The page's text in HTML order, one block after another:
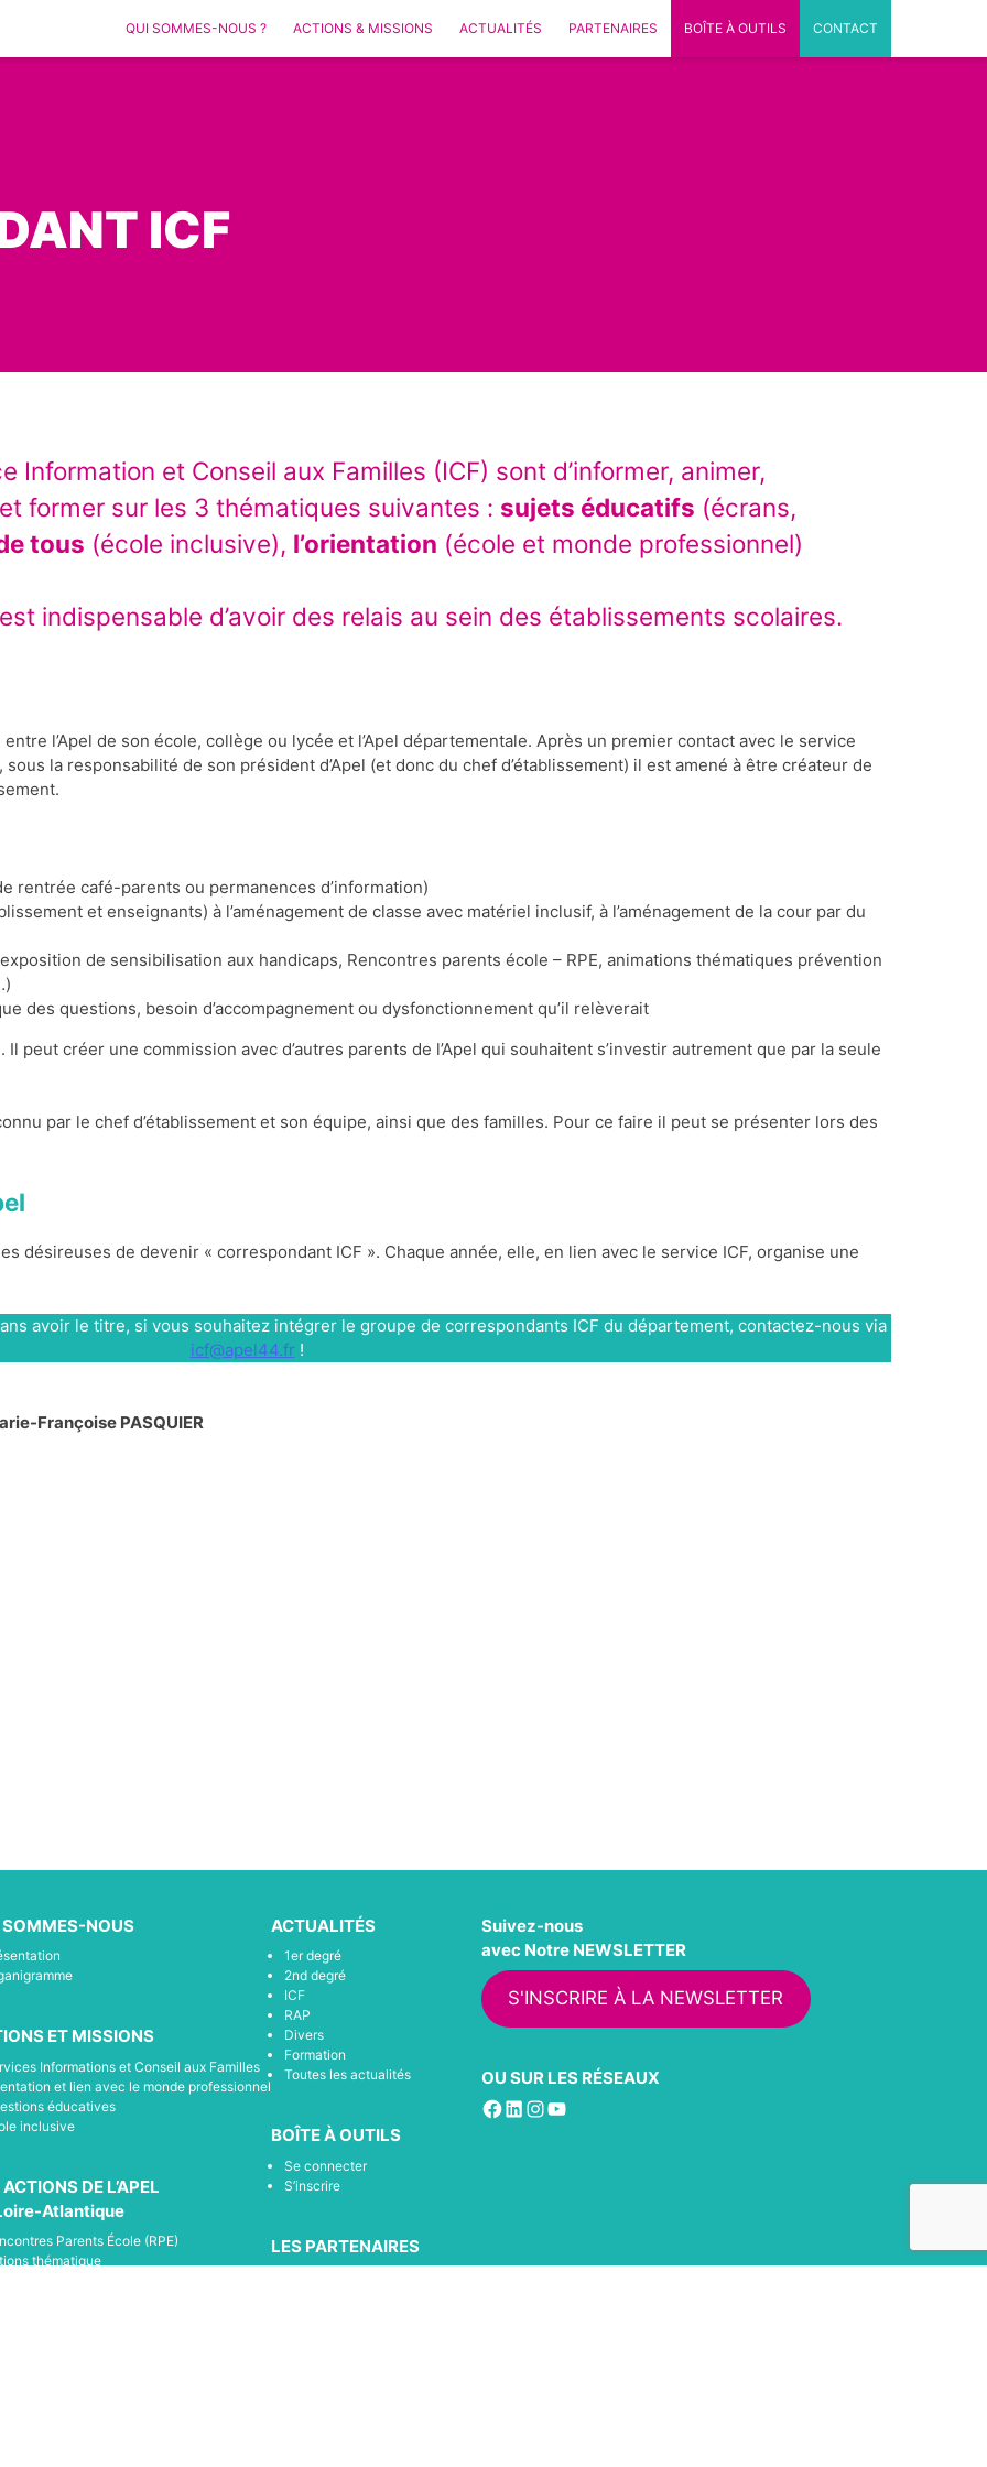
QUI SOMMES-NOUS ? ACTIONS & MISSIONS ACTUALITÉS PARTENAIRES BOÎTE À OUTILS CONTACT
ICF
Information et Conseil aux Familles (ICF) sont d’informer, animer,
former sur les 3 thématiques suivantes : sujets éducatifs (écrans,
tous (école inclusive), l’orientation (école et monde professionnel)
indispensable d’avoir des relais au sein des établissements scolaires.
l’Apel de son école, collège ou lycée et l’Apel départementale. Après un premier contact avec le service
la responsabilité de son président d’Apel (et donc du chef d’établissement) il est amené à être créateur de
rentrée café-parents ou permanences d’information)
et enseignants) à l’aménagement de classe avec matériel inclusif, à l’aménagement de la cour par du
de sensibilisation aux handicaps, Rencontres parents école – RPE, animations thématiques prévention
des questions, besoin d’accompagnement ou dysfonctionnement qu’il relèverait
peut créer une commission avec d’autres parents de l’Apel qui souhaitent s’investir autrement que par la seule
par le chef d’établissement et son équipe, ainsi que des familles. Pour ce faire il peut se présenter lors des
désireuses de devenir « correspondant ICF ». Chaque année, elle, en lien avec le service ICF, organise une
avoir le titre, si vous souhaitez intégrer le groupe de correspondants ICF du département, contactez-nous via
icf@apel44.fr !
Françoise PASQUIER
SOMMES-NOUS
ET MISSIONS
Informations et Conseil aux Familles
et lien avec le monde professionnel
éducatives
inclusive
DE L’APEL
Atlantique
Parents École (RPE)
thématique
ACTUALITÉS
1er degré
2nd degré
ICF
RAP
Divers
Formation
Toutes les actualités
BOÎTE À OUTILS
Se connecter
S’inscrire
LES PARTENAIRES
Suivez-nous
avec Notre NEWSLETTER
S'INSCRIRE À LA NEWSLETTER
OU SUR LES RÉSEAUX
Facebook
LinkedIn
Instagram
YouTube